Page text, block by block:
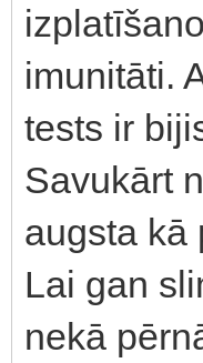
imunitāti.
tests ir
Savukārt
augsta kā
Lai gan
nekā